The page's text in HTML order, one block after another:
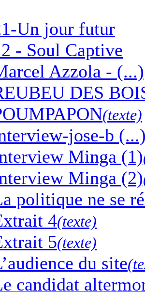
Un jour futur
- Soul Captive
Azzola - (...)
DES
(texte)
jose-b
Minga (1)
Minga (2)
politique ne se
4(texte)
5(texte)
du site
candidat